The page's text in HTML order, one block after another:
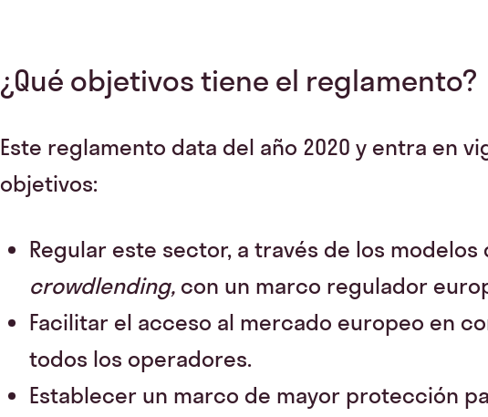
¿Qué objetivos tiene el reglamento?
Este reglamento data del año 2020 y entra en
objetivos:
Regular este sector, a través de los modelos
crowdlending, con un marco regulador
Facilitar el acceso al mercado europeo en
todos los operadores.
Establecer un marco de mayor protección